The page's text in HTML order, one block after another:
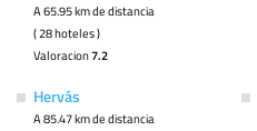
A 65.95 km de distancia
( 28 hoteles )
Valoracion7.2
Hervás
A 85.47 km de distancia